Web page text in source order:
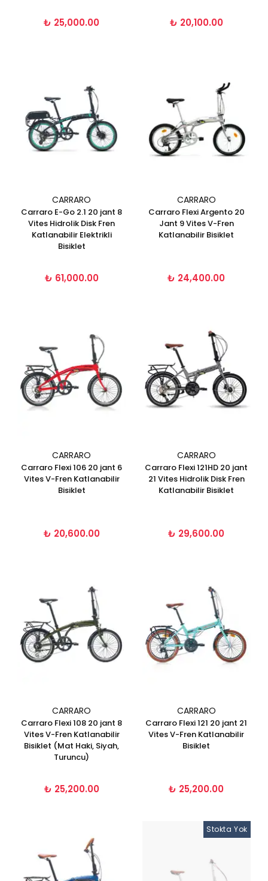
₺ 25,000.00 ₺ 20,100.00
CARRARO
Carraro E-Go 2.1 20 jant 8
Vites Hidrolik Disk Fren
Katlanabilir Elektrikli
Bisiklet
₺ 61,000.00
CARRARO
Carraro Flexi Argento 20
Jant 9 Vites V-Fren
Katlanabilir Bisiklet
₺ 24,400.00
CARRARO
Carraro Flexi 106 20 jant 6
Vites V-Fren Katlanabilir
Bisiklet
₺ 20,600.00
CARRARO
Carraro Flexi 121HD 20 jant
21 Vites Hidrolik Disk Fren
Katlanabilir Bisiklet
₺ 29,600.00
CARRARO
Carraro Flexi 108 20 jant 8
Vites V-Fren Katlanabilir
Bisiklet (Mat Haki, Siyah,
Turuncu)
₺ 25,200.00
CARRARO
Carraro Flexi 121 20 jant 21
Vites V-Fren Katlanabilir
Bisiklet
₺ 25,200.00
Stokta Yok